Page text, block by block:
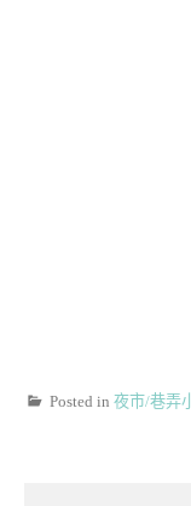
Posted in 夜市/巷弄